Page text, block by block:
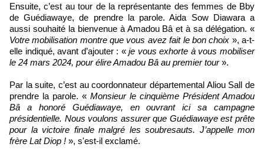
Ensuite, c’est au tour de la représentante des femmes de Bby
de Guédiawaye, de prendre la parole. Aida Sow Diawara a
aussi souhaité la bienvenue à Amadou Bâ et à sa délégation. «
Votre mobilisation montre que vous avez fait le bon choix », a-t-
elle indiqué, avant d’ajouter : «je vous exhorte à vous mobiliser
le 24 mars 2024, pour élire Amadou Bâ au premier tour».
Par la suite, c’est au coordonnateur départemental Aliou Sall de
prendre la parole. « Monsieur le cinquième Président Amadou
Bâ a honoré Guédiawaye, en ouvrant ici sa campagne
présidentielle. Nous voulons assurer que Guédiawaye est prête
pour la victoire finale malgré les soubresauts. J’appelle mon
frère Lat Diop ! », s'est-il exclamé.